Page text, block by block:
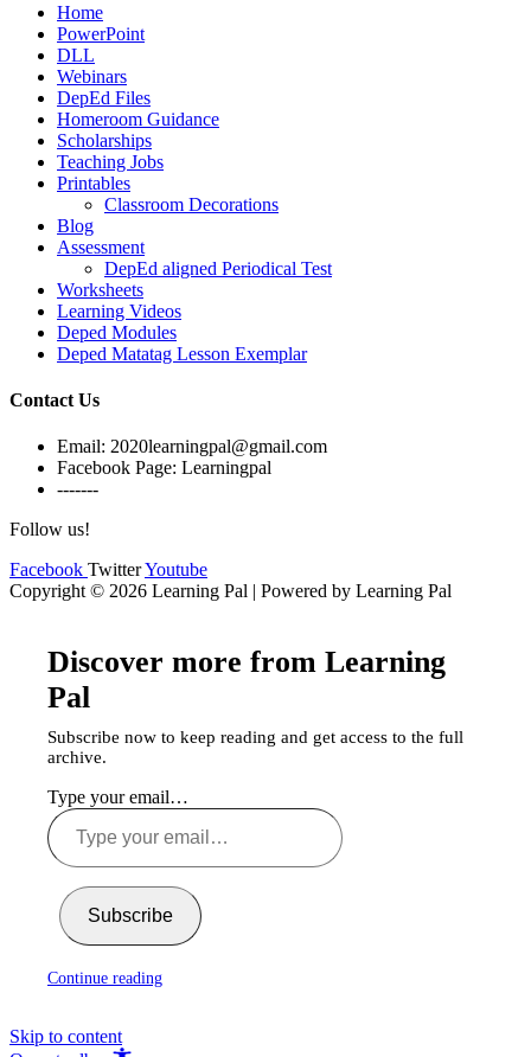
Home
PowerPoint
DLL
Webinars
DepEd Files
Homeroom Guidance
Scholarships
Teaching Jobs
Printables
Classroom Decorations
Blog
Assessment
DepEd aligned Periodical Test
Worksheets
Learning Videos
Deped Modules
Deped Matatag Lesson Exemplar
Contact Us
Email: 2020learningpal@gmail.com
Facebook Page: Learningpal
-------
Follow us!
Facebook TwitterYoutube
Copyright © 2026 Learning Pal | Powered by Learning Pal
Discover more from Learning
Pal
Subscribe now to keep reading and get access to the full
archive.
Type your email…
Subscribe
Continue reading
Skip to content